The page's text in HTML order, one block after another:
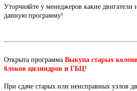
Уторчняйте у менеджеров какие
данную программу!
Открыта программа Выкупа старых
блоков цилиндров и ГБЦ!
При сдаче старых или неисправных узлов